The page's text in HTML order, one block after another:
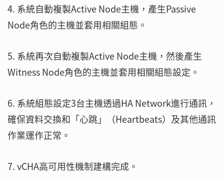
4. 系統自動複製Active Node主機，產生Passive
Node角色的主機並套用相關組態。
5. 系統再次自動複製Active Node主機，然後產生
Witness Node角色的主機並套用相關組態設定。
6. 系統組態設定3台主機透過HA Network進行通訊，
確保資料交換和「心跳」（Heartbeats）及其他通訊
作業運作正常。
7. vCHA高可用性機制建構完成。